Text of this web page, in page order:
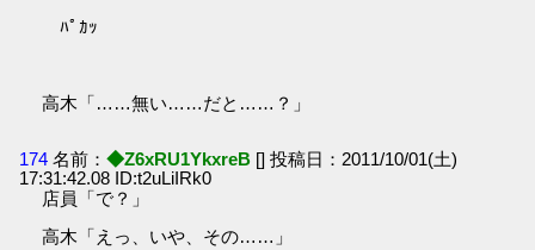
ﾊﾟｶｯ
高木「……無い……だと……？」
174 名前：◆Z6xRU1YkxreB [] 投稿日：2011/10/01(土)
17:31:42.08 ID:t2uLiIRk0
店員「で？」
高木「えっ、いや、その……」